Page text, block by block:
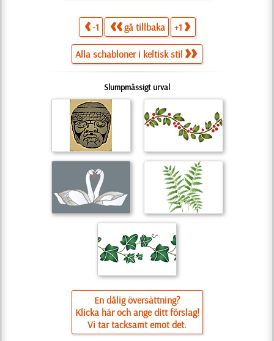
-1 gå tillbaka +1
Alla schabloner i keltisk stil
Slumpmässigt urval
En dålig översättning?
Klicka här och ange ditt förslag!
Vi tar tacksamt emot det.